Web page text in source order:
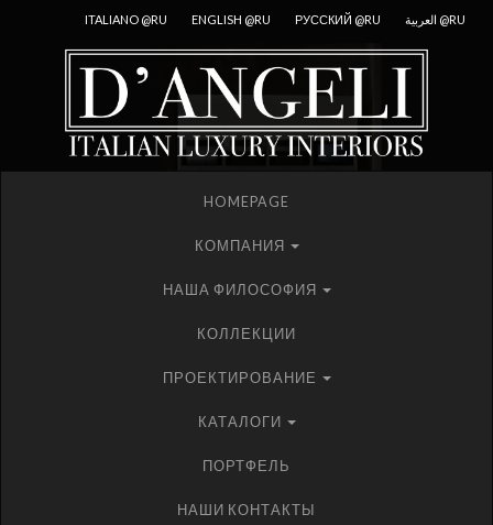
ITALIANO @RU ENGLISH @RU РУССКИЙ @RU العربية @RU
HOMEPAGE
КОМПАНИЯ
НАША ФИЛОСОФИЯ
КОЛЛЕКЦИИ
ПРОЕКТИРОВАНИЕ
КАТАЛОГИ
ПОРТФЕЛЬ
НАШИ КОНТАКТЫ